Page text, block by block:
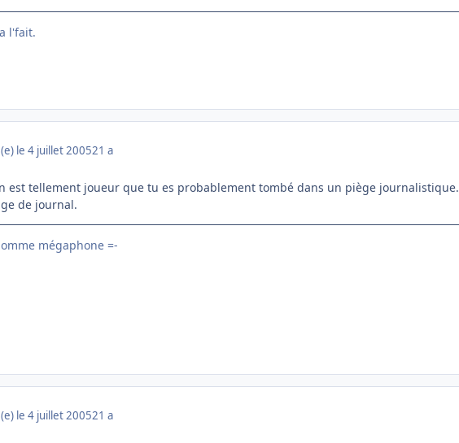
l'fait.
le 4 juillet 200521 a
est tellement joueur que tu es probablement tombé dans un piège journalistique.
de journal.
mégaphone =-
le 4 juillet 200521 a